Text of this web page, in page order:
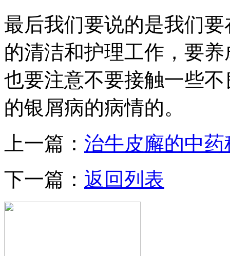
最后我们要说的是我们
的清洁和护理工作，要
也要注意不要接触一些
的银屑病的病情的。
上一篇： 治牛皮廨的中药
下一篇： 返回列表